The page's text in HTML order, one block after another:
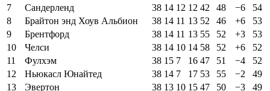
7
Сандерленд 38 14 12 12 42 48 −6
54
8
Брайтон энд Хоув Альбион 38 14 11 13 52 46 +6
53
9
Брентфорд 38 14 11 13 55 52 +3
53
10
Челси 38 14 10 14 58 52 +6
52
11
Фулхэм 38 15 7 16 47 51 −4
52
12
Ньюкасл Юнайтед 38 14 7 17 53 55 −2
49
13
Эвертон 38 13 10 15 47 50 −3
49